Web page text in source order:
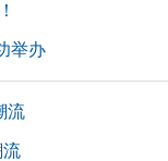
举办
流
流